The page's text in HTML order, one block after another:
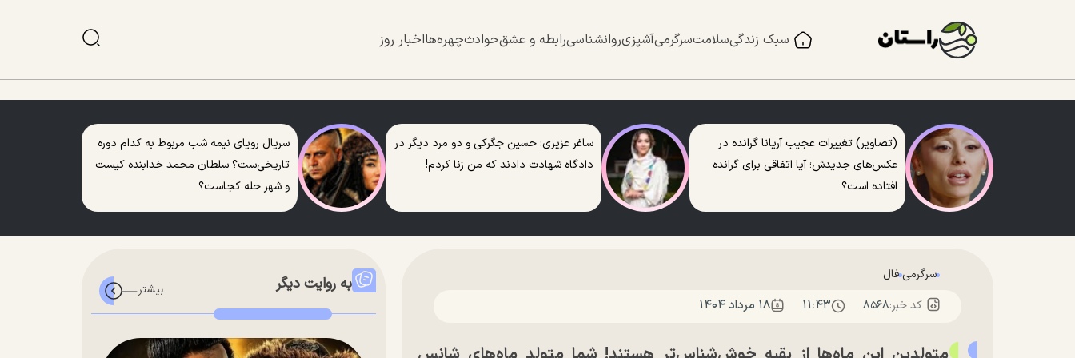
سبک زندگیسلامتسرگرمیآشپزیروانشناسیرابطه و عشقحوادثچهره‌هااخبار روز
(تصاویر) تغییرات عجیب آریانا گرانده در
عکس‌های جدیدش؛ آیا اتفاقی برای گرانده
افتاده است؟
ساغر عزیزی: حسین جگرکی و دو مرد دیگر در
دادگاه شهادت دادند که من زنا کردم!
سریال رویای نیمه شب مربوط به کدام دوره
تاریخی‌ست؟ سلطان محمد خدابنده کیست
و شهر حله کجاست؟
سرگرمی فال
کد خبر:۸۵۶۸ ۱۱:۴۳ ۱۸ مرداد ۱۴۰۴
به روایت دیگر